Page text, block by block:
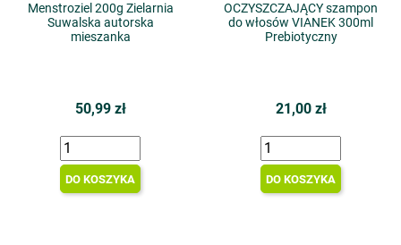
Menstroziel 200g Zielarnia
Suwalska autorska
mieszanka
50,99 zł
DO KOSZYKA
OCZYSZCZAJĄCY szampon
do włosów VIANEK 300ml
Prebiotyczny
21,00 zł
DO KOSZYKA